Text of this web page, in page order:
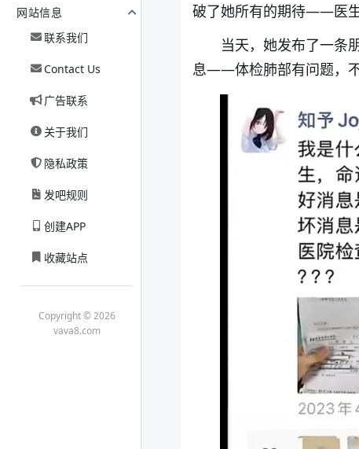
网站信息
联系我们
Contact Us
广告联系
关于我们
隐私政策
发吧规则
创建APP
收藏站点
Copyright © 2026
vava8.com
破了她所有的期待——医生
当天，她发布了一条
息——体检肺部有问题，不